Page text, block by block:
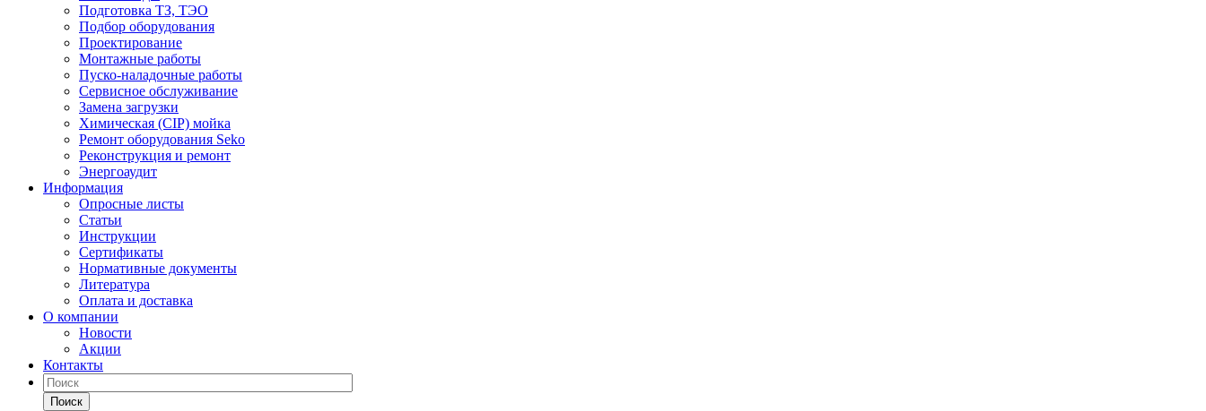
Подготовка ТЗ, ТЭО
Подбор оборудования
Проектирование
Монтажные работы
Пуско-наладочные работы
Сервисное обслуживание
Замена загрузки
Химическая (CIP) мойка
Ремонт оборудования Seko
Реконструкция и ремонт
Энергоаудит
Информация
Опросные листы
Статьи
Инструкции
Сертификаты
Нормативные документы
Литература
Оплата и доставка
О компании
Новости
Акции
Контакты
Поиск